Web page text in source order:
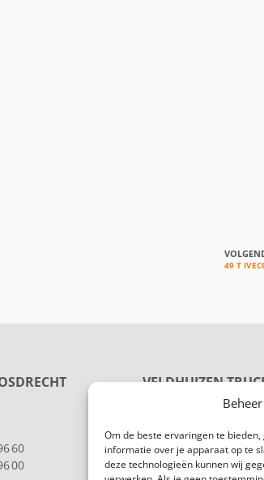
Om de beste ervaringen te
informatie over je apparaat op te
deze technologieën kunnen wij
49 T
60
00
VELDHUIZEN
8028 PL Zwolle
Algemeen: